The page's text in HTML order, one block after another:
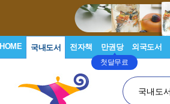
HOME 국내도서 전자책 만권당
첫달무료
외국도서
국내도